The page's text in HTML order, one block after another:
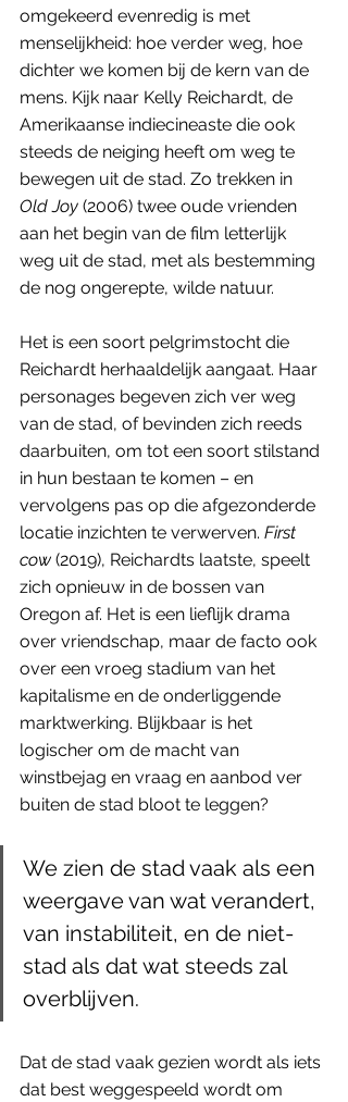
omgekeerd evenredig is met
menselijkheid: hoe verder weg, hoe
dichter we komen bij de kern van de
mens. Kijk naar Kelly Reichardt, de
Amerikaanse indiecineaste die ook
steeds de neiging heeft om weg te
bewegen uit de stad. Zo trekken in
Old Joy (2006) twee oude vrienden
aan het begin van de film letterlijk
weg uit de stad, met als bestemming
de nog ongerepte, wilde natuur.
Het is een soort pelgrimstocht die
Reichardt herhaaldelijk aangaat. Haar
personages begeven zich ver weg
van de stad, of bevinden zich reeds
daarbuiten, om tot een soort stilstand
in hun bestaan te komen – en
vervolgens pas op die afgezonderde
locatie inzichten te verwerven. First
cow (2019), Reichardts laatste, speelt
zich opnieuw in de bossen van
Oregon af. Het is een lieflijk drama
over vriendschap, maar de facto ook
over een vroeg stadium van het
kapitalisme en de onderliggende
marktwerking. Blijkbaar is het
logischer om de macht van
winstbejag en vraag en aanbod ver
buiten de stad bloot te leggen?
We zien de stad vaak als een
weergave van wat verandert,
van instabiliteit, en de niet-
stad als dat wat steeds zal
overblijven.
Dat de stad vaak gezien wordt als iets
dat best weggespeeld wordt om